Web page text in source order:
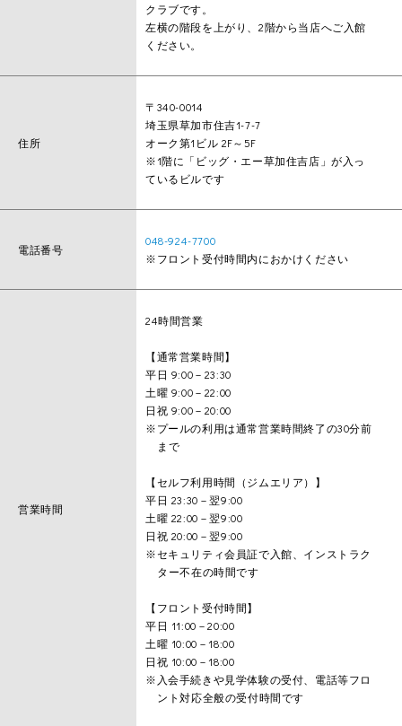
クラブです。
左横の階段を上がり、2階から当店へご入館
ください。
住所
〒340-0014
埼玉県草加市住吉1-7-7
オーク第1ビル 2F～5F
※1階に「ビッグ・エー草加住吉店」が入っ
ているビルです
電話番号
048-924-7700
※フロント受付時間内におかけください
営業時間
24時間営業
【通常営業時間】
平日 9:00－23:30
土曜 9:00－22:00
日祝 9:00－20:00
※プールの利用は通常営業時間終了の30分前
まで
【セルフ利用時間（ジムエリア）】
平日 23:30－翌9:00
土曜 22:00－翌9:00
日祝 20:00－翌9:00
※セキュリティ会員証で入館、インストラク
ター不在の時間です
【フロント受付時間】
平日 11:00－20:00
土曜 10:00－18:00
日祝 10:00－18:00
※入会手続きや見学体験の受付、電話等フロ
ント対応全般の受付時間です